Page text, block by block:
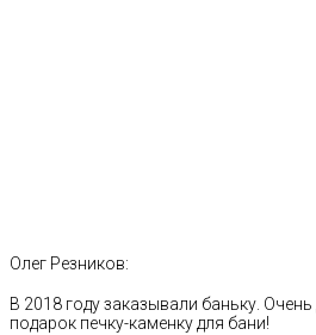
Олег Резников:
В 2018 году заказывали баньку.
подарок печку-каменку для бани!